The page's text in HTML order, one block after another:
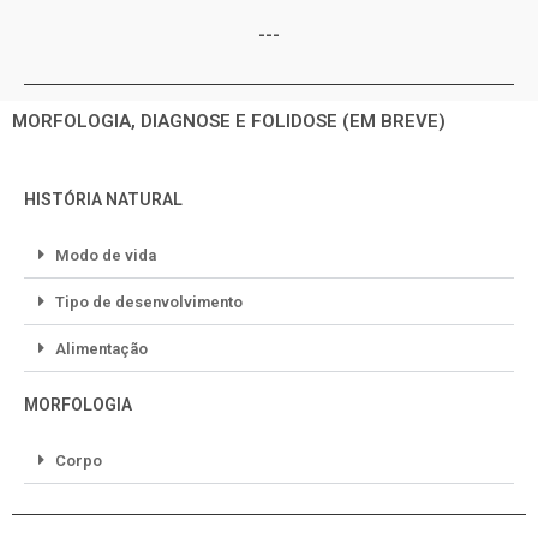
---
MORFOLOGIA, DIAGNOSE E FOLIDOSE (EM BREVE)
HISTÓRIA NATURAL
Modo de vida
Tipo de desenvolvimento
Alimentação
MORFOLOGIA
Corpo